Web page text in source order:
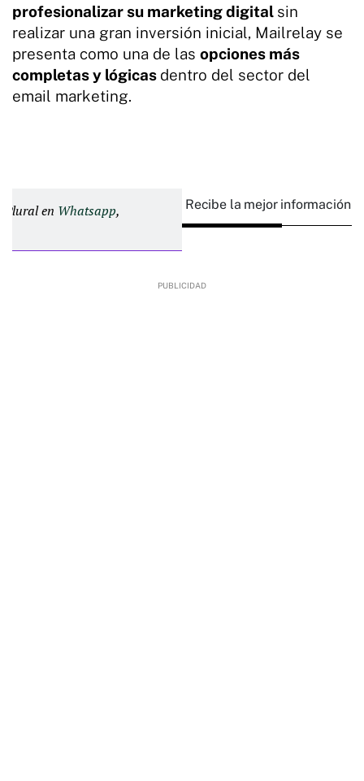
profesionalizar su marketing digital sin
realizar una gran inversión inicial, Mailrelay se
presenta como una de las opciones más
completas y lógicas dentro del sector del
email marketing.
Plural en Whatsapp, Recibe la mejor información